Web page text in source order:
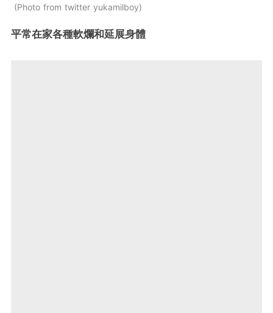
Photo from twitter yukamilboy
平常在家各種軟爛和延展身體